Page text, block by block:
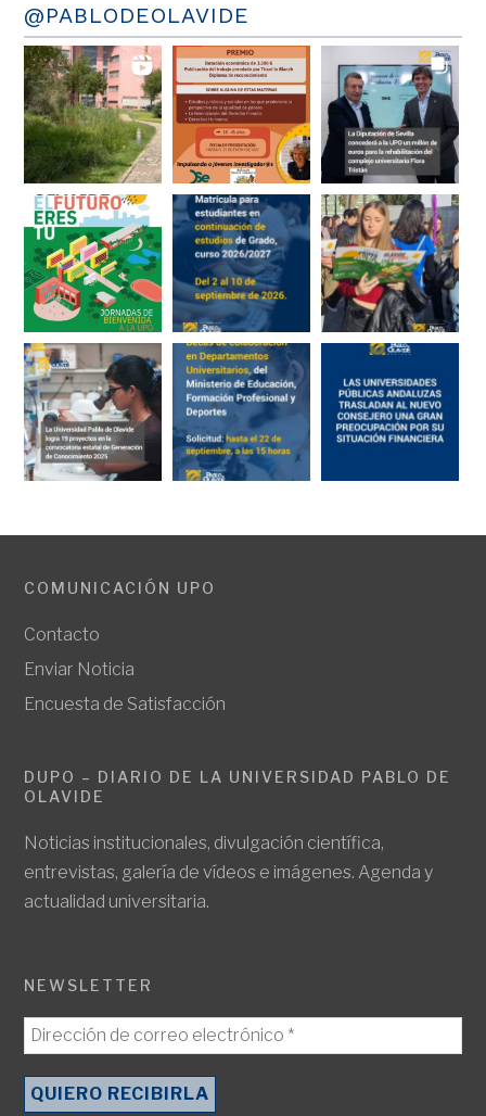
@PABLODEOLAVIDE
COMUNICACIÓN UPO
Contacto
Enviar Noticia
Encuesta de Satisfacción
DUPO – DIARIO DE LA UNIVERSIDAD PABLO DE
OLAVIDE
Noticias institucionales, divulgación científica,
entrevistas, galería de vídeos e imágenes. Agenda y
actualidad universitaria.
NEWSLETTER